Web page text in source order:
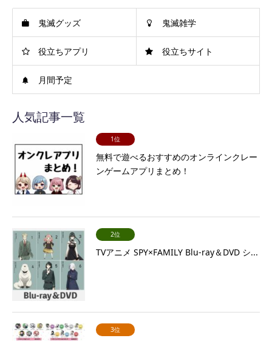
鬼滅グッズ 鬼滅雑学
役立ちアプリ 役立ちサイト
月間予定
人気記事一覧
1位
無料で遊べるおすすめのオンラインクレー
ンゲームアプリまとめ！
2位
TVアニメ SPY×FAMILY Blu-ray＆DVD シ...
3位